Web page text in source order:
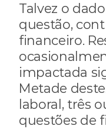
Talvez o
questão,
financeiro.
impactada
Metade
laboral, três
questões de